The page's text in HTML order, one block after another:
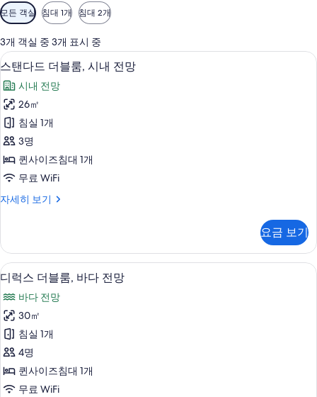
객
실
에
사
용
가
능
한
필
터
모든 객실 침대 1개 침대 2개
3개 객실 중 3개 표시 중
스
탠
다
드
더
블
룸,
내
망
사
진
모
두
보
기
스탠다드 더블룸, 시내 전망 | 고급 침
5
스탠다드 더블룸, 시내 전망
시내 전망
26㎡
침실 1개
3명
퀸사이즈침대 1개
무료 WiFi
자세히 보기
스
더
블
룸,
시
내
전
망
자
세
히
보
기
요금 보기
디
럭
스
더
블
룸,
바
디럭스 더블룸, 바다 전망 | 고급 침구,
7
디럭스 더블룸, 바다 전망
바다 전망
30㎡
침실 1개
4명
퀸사이즈침대 1개
무료 WiFi